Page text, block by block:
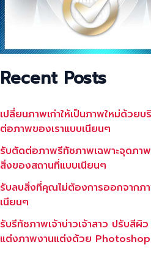
Recent Posts
เปลี่ยนภาพเก่าให้เป็นภาพใหม่ด้วยบ
ต่อภาพของเราแบบเนียนๆ
รับตัดต่อภาพรีทัชภาพเฉพาะจุดภา
สิ่งของสถานที่แบบเนียนๆ
รับลบสิ่งที่คุณไม่ต้องการออกจากภ
เนียนๆ
รับรีทัชภาพเจ้าบ่าวเจ้าสาว ปรับสีผิ
แต่งภาพงานแต่งด้วย Photoshop